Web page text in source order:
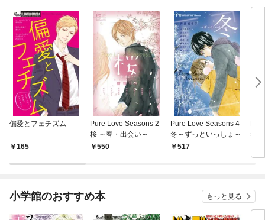
偏愛とフェチズム
165
Pure Love Seasons 2
桜 ～春・出会い～
550
Pure Love Seasons 4
冬～ずっといっしょ～
517
春
小学館のおすすめ本 もっと見る